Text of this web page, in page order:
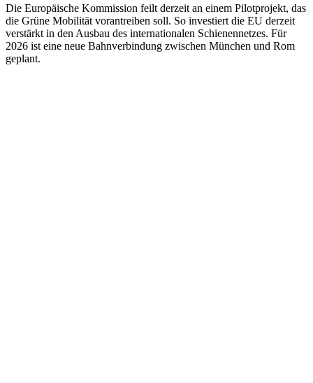
Die Europäische Kommission feilt derzeit an einem Pilotprojekt, das
die Grüne Mobilität vorantreiben soll. So investiert die EU derzeit
verstärkt in den Ausbau des internationalen Schienennetzes. Für
2026 ist eine neue Bahnverbindung zwischen München und Rom
geplant.